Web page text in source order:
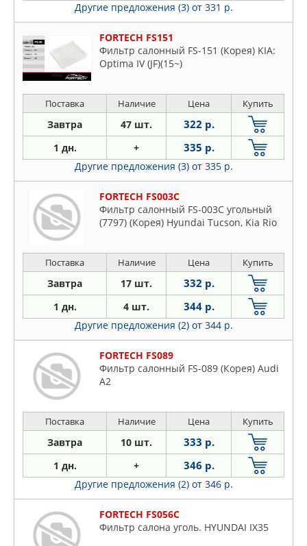
Другие предложения (3) от 331 р.
FORTECH FS151
Фильтр салонный FS-151 (Корея) KIA:
Optima IV (JF)(15~)
Поставка Наличие Цена Купить
Завтра 47 шт. 322 р.
1 дн. + 335 р.
Другие предложения (3) от 335 р.
FORTECH FS003C
Фильтр салонный FS-003C угольный
(7797) (Корея) Hyundai Tucson, Kia Rio
Поставка Наличие Цена Купить
Завтра 17 шт. 332 р.
1 дн. 4 шт. 344 р.
Другие предложения (2) от 344 р.
FORTECH FS089
Фильтр салонный FS-089 (Корея) Audi
A2
Поставка Наличие Цена Купить
Завтра 10 шт. 333 р.
1 дн. + 346 р.
Другие предложения (2) от 346 р.
FORTECH FS056C
Фильтр салона уголь. HYUNDAI IX35